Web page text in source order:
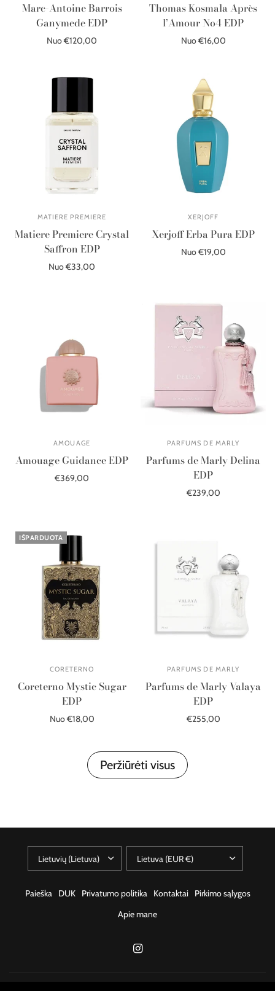
Marc-Antoine Barrois
Ganymede EDP
Nuo €120,00
Thomas Kosmala Après
l’Amour No4 EDP
Nuo €16,00
MATIERE PREMIERE
Matiere Premiere Crystal
Saffron EDP
Nuo €33,00
XERJOFF
Xerjoff Erba Pura EDP
Nuo €19,00
AMOUAGE
Amouage Guidance EDP
€369,00
PARFUMS DE MARLY
Parfums de Marly Delina
EDP
€239,00
IŠPARDUOTA
CORETERNO
Coreterno Mystic Sugar
EDP
Nuo €18,00
PARFUMS DE MARLY
Parfums de Marly Valaya
EDP
€255,00
Peržiūrėti visus
Paieška DUK Privatumo politika Kontaktai
Pirkimo sąlygos
Apie mane